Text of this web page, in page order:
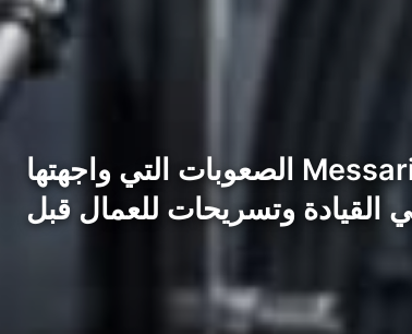
الصعوبات التي واجهتها Messari قبل الصفقة. لم تصل Messari إلى هذه الصفقة من موقع قوة واضح. مرت الشركة